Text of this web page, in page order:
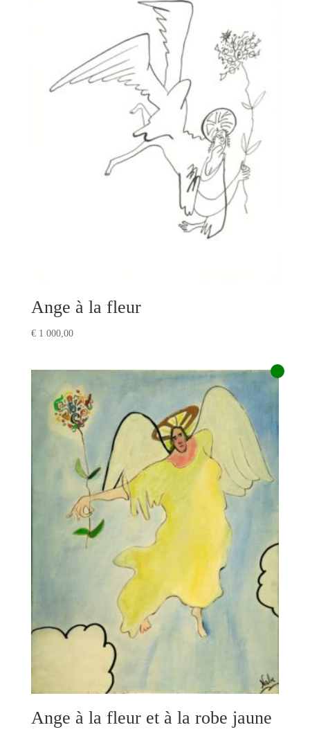
Ange à la fleur
€1 000,00
Ange à la fleur et à la robe jaune